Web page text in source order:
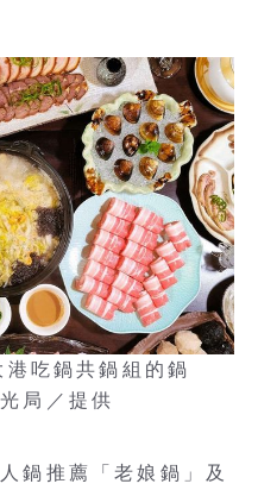
吃鍋共鍋組的鍋
局／提供
鍋推薦「老娘鍋」及